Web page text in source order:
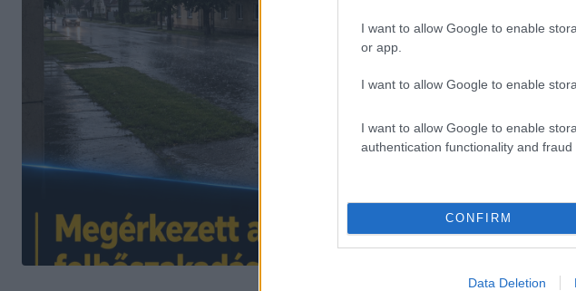
I want to allow Google to enable
or app.
I want to allow Google to enable
I want to allow Google to enable
authentication functionality and
CONFIRM
Data Deletion